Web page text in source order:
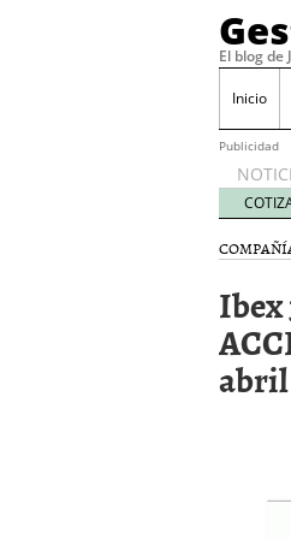
El blog de
Inicio
Publicidad
abril